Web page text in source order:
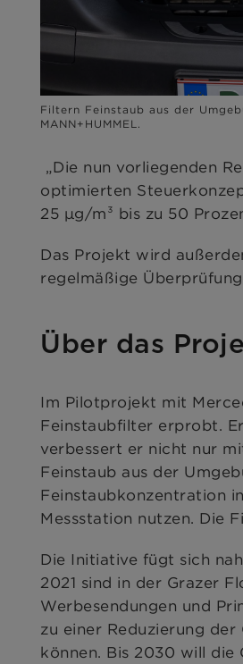
Filtern Feinstaub aus der
MANN+HUMMEL.
„Die nun vorliegenden
optimierten
25 µg/m³ bis zu 50
Das Projekt wird
regelmäßige
Über das
Im Pilotprojekt mit
Feinstaubfilter erprobt.
verbessert er nicht nur
Feinstaub aus der
Feinstaubkonzentration
Messstation nutzen. Die
Die Initiative fügt sich
2021 sind in der Grazer
Werbesendungen und
zu einer Reduzierung
können. Bis 2030 will die